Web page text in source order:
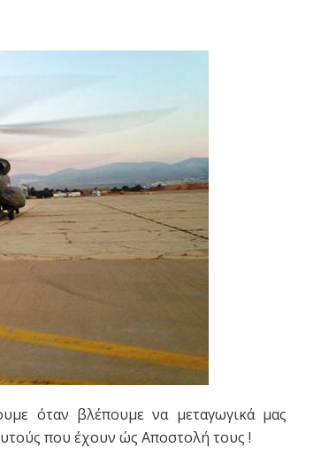
όταν βλέπουμε να μεταγωγικά μας
που έχουν ώς Αποστολή τους !